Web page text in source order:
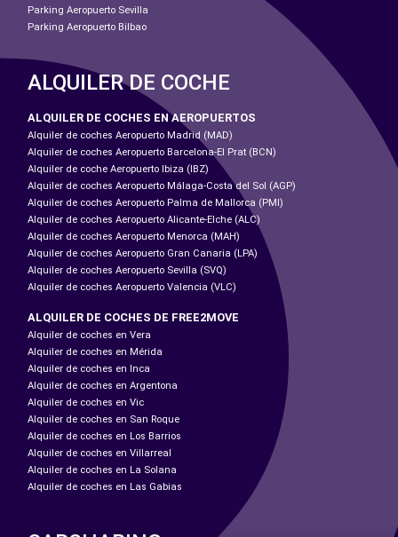
Parking Aeropuerto Sevilla
Parking Aeropuerto Bilbao
ALQUILER DE COCHE
ALQUILER DE COCHES EN AEROPUERTOS
Alquiler de coches Aeropuerto Madrid (MAD)
Alquiler de coches Aeropuerto Barcelona-El Prat (BCN)
Alquiler de coche Aeropuerto Ibiza (IBZ)
Alquiler de coches Aeropuerto Málaga-Costa del Sol (AGP)
Alquiler de coches Aeropuerto Palma de Mallorca (PMI)
Alquiler de coches Aeropuerto Alicante-Elche (ALC)
Alquiler de coches Aeropuerto Menorca (MAH)
Alquiler de coches Aeropuerto Gran Canaria (LPA)
Alquiler de coches Aeropuerto Sevilla (SVQ)
Alquiler de coches Aeropuerto Valencia (VLC)
ALQUILER DE COCHES DE FREE2MOVE
Alquiler de coches en Vera
Alquiler de coches en Mérida
Alquiler de coches en Inca
Alquiler de coches en Argentona
Alquiler de coches en Vic
Alquiler de coches en San Roque
Alquiler de coches en Los Barrios
Alquiler de coches en Villarreal
Alquiler de coches en La Solana
Alquiler de coches en Las Gabias